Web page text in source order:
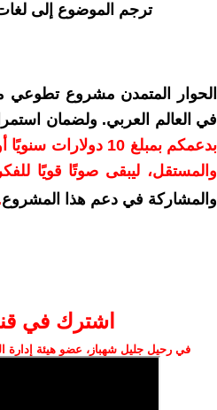
ترجم الموضوع إلى
الحوار المتمدن مشروع تطوعي
في العالم العربي. ولضمان
بدعمكم بمبلغ 10
والمستقل، ليبقى صوتًا قويًا
والمشاركة في دعم هذا المشروع
اشترك في
في رحيل جليل شهباز، عضو هيئة إدارة